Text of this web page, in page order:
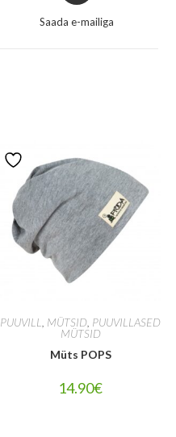
Saada e-mailiga
PUUVILL MÜTSID PUUVILLASED
MÜTSID
Müts POPS
14.90€